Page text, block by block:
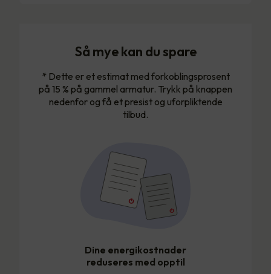
Så mye kan du spare
* Dette er et estimat med forkoblingsprosent
på 15 % på gammel armatur. Trykk på knappen
nedenfor og få et presist og uforpliktende
tilbud.
Dine energikostnader
reduseres med opptil